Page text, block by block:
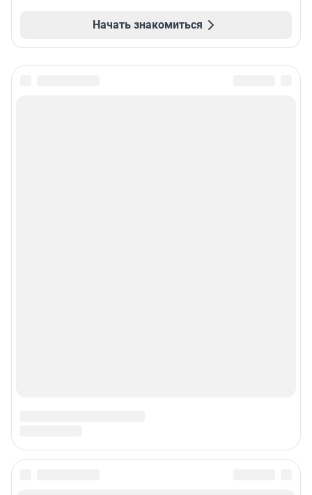
Начать знакомиться